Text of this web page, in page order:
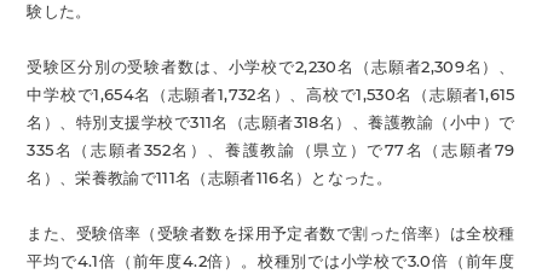
験した。
受験区分別の受験者数は、小学校で2,230名（志願者2,309名）、
中学校で1,654名（志願者1,732名）、高校で1,530名（志願者1,615
名）、特別支援学校で311名（志願者318名）、養護教諭（小中）で
335名（志願者352名）、養護教諭（県立）で77名（志願者79
名）、栄養教諭で111名（志願者116名）となった。
また、受験倍率（受験者数を採用予定者数で割った倍率）は全校種
平均で4.1倍（前年度4.2倍）。校種別では小学校で3.0倍（前年度